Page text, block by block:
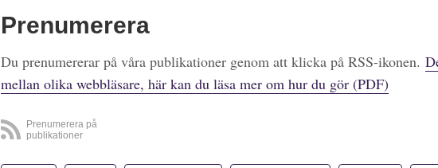
Prenumerera
Du prenumererar på våra publikationer genom att klicka på RSS-ikonen.
mellan olika webbläsare, här kan du läsa mer om hur du gör (PDF)
Prenumerera på
publikationer